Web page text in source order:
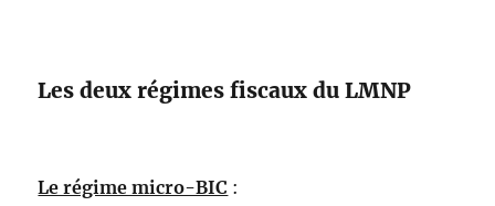
Les deux régimes fiscaux du LMNP
Le régime micro-BIC :